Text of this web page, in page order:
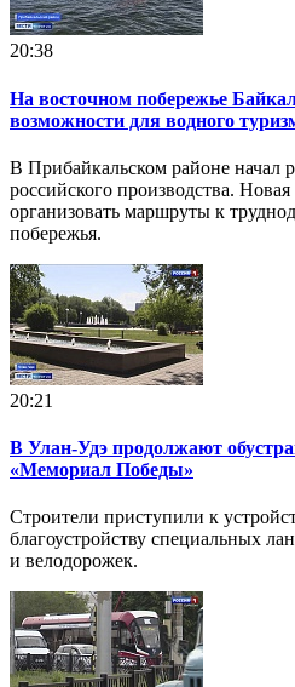
20:38
На восточном побережье
возможности для водного
В Прибайкальском районе начал
российского производства.
организовать маршруты к
побережья.
20:21
В Улан-Удэ продолжают
«Мемориал Победы»
Строители приступили к
благоустройству специальных
и велодорожек.